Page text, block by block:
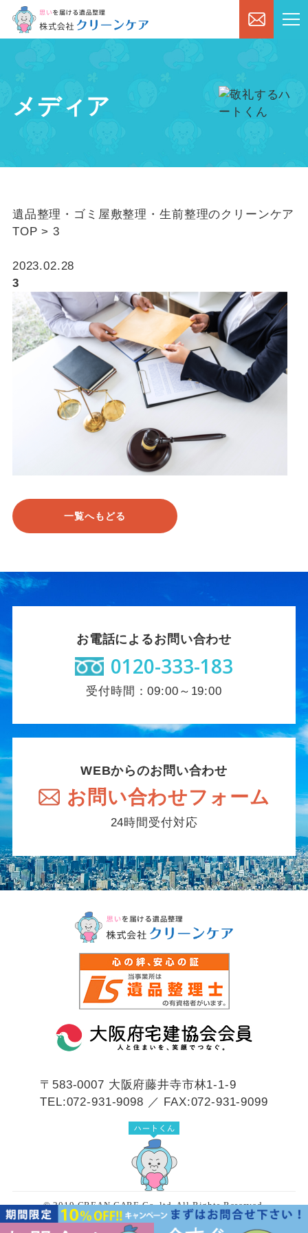
メディア
遺品整理・ゴミ屋敷整理・生前整理のクリーンケア
TOP > 3
2023.02.28
3
一覧へもどる
お電話によるお問い合わせ
0120-333-183
受付時間：09:00～19:00
WEBからのお問い合わせ
お問い合わせフォーム
24時間受付対応
〒583-0007 大阪府藤井寺市林1-1-9
TEL:072-931-9098 ／ FAX:072-931-9099
© 2019 CREAN CARE Co.,ltd. All Rights Reserved.